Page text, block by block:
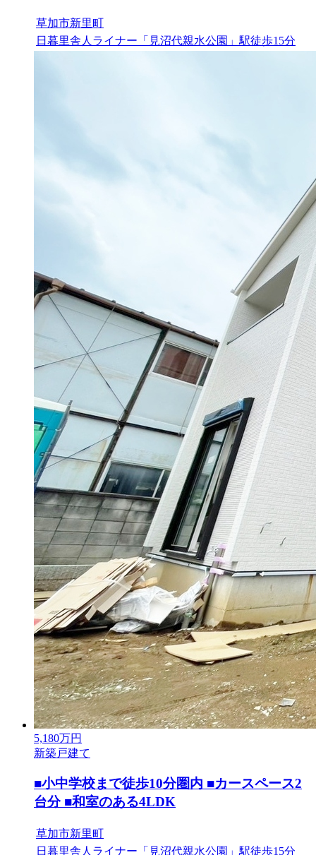
草加市新里町
日暮里舎人ライナー「見沼代親水公園」駅徒歩15分
5,180万円
新築戸建て
■小中学校まで徒歩10分圏内 ■カースペース2
台分 ■和室のある4LDK
草加市新里町
日暮里舎人ライナー「見沼代親水公園」駅徒歩15分